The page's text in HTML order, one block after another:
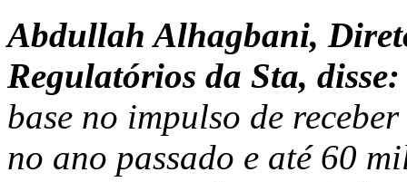
Abdullah Alhagbani,
Regulatórios da Sta,
base no impulso de
no ano passado e até 60